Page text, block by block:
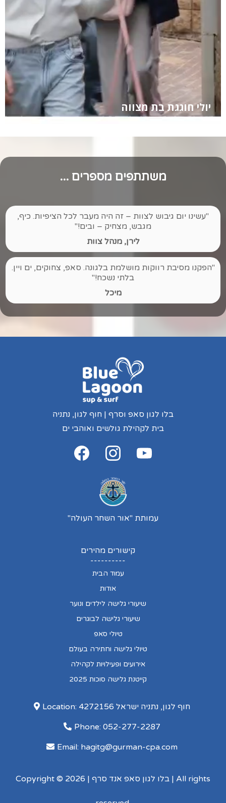
יולי חוגגת בת מצווה
משתתפים מספרים ...
"עשינו יום גיבוש לצוות – זה היה מעבר לכל הציפיות. כיף,
מגבש, מצחיק – ובים!"
לירן, מנהל צוות
"הפקנו מסיבת רווקות מושלמת בלגונה. סאפ, צחוקים, ים ויין.
בלתי נשכח!"
מיכל
בלו לגון סאפ וסרף | חוף לגון, נתניה
בית לקהילת גולשים ואוהבי ים
עמותת "אור השחר העולה"
קישורים מהירים
----------
עמוד הבית
אודות
שיעורי גלישה לילדים ונוער
שיעורי גלישה לבוגרים
טיולי סאפ
טיולי גלישה וחתירה בעולם
אירועים ופעילויות לקהילה
קייטנת גלישה סוכות 2025
Location: חוף לגון, נתניה ישראל 4272156
Phone: 052-277-2287
Email: hagitg@gurman-cpa.com
Copyright © 2026 | בלו לגון סאפ אנד סרף | All rights